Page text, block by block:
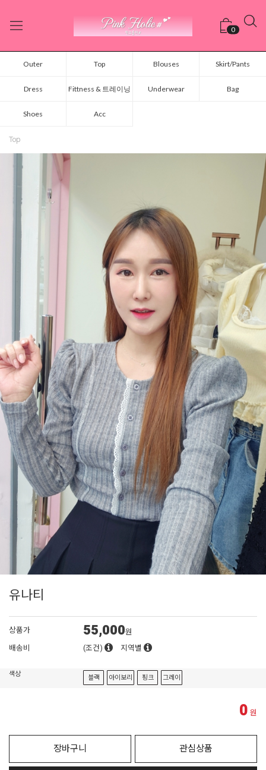
0
Outer Top Blouses Skirt/Pants
Dress Fittness & 트레이닝 Underwear Bag
Shoes Acc
Top
유나티
상품가 55,000원
배송비
(조건) 지역별
색상 블랙 아이보리 핑크 그레이
0 원
장바구니 관심상품